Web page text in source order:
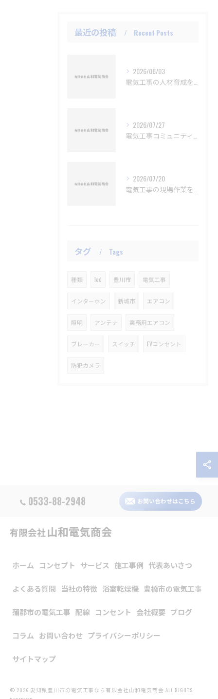
最近の投稿 Recent Posts
2026/08/03
2026/07/27
2026/07/20
タグ Tags
種類 led 豊川市 電気工事
インターホン 新城市 エアコン
照明 アンテナ 業務用エアコン
ブレーカー スイッチ EVコンセント
防犯カメラ
0533-88-2948 お問い合わせはこちら
ホーム コンセプト サービス 施工事例 代表あいさつ
よくある質問 当社の特徴 浴室乾燥機 豊橋市の電気工事
蒲郡市の電気工事 配線 コンセント 会社概要 ブログ
コラム お問い合わせ プライバシーポリシー
サイトマップ
© 2026 愛知県豊川市の電気工事なら有限会社山和電気商会 ALL RIGHTS